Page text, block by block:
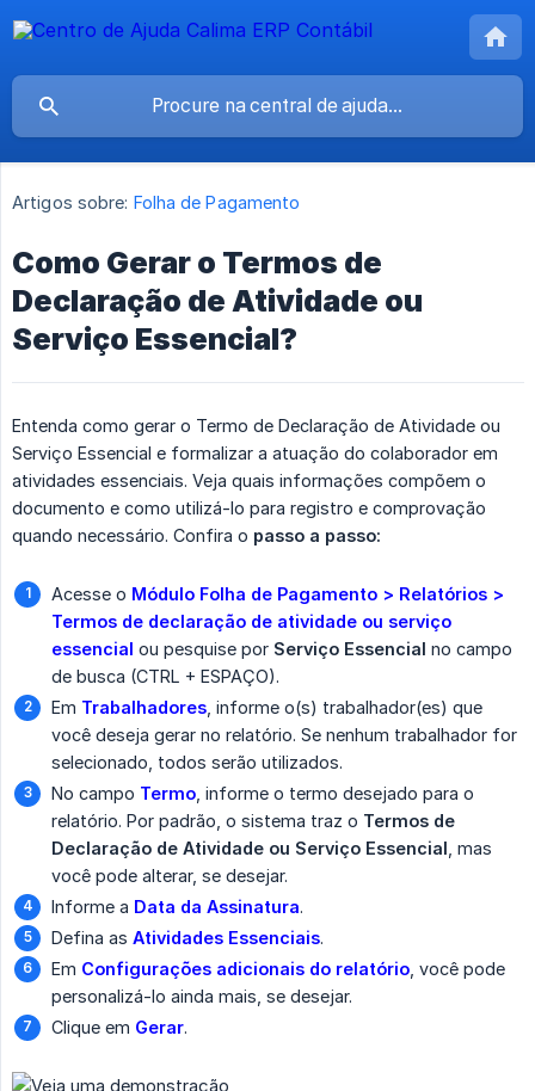
Artigos sobre: Folha de Pagamento
Como Gerar o Termos de
Declaração de Atividade ou
Serviço Essencial?
Entenda como gerar o Termo de Declaração de Atividade ou
Serviço Essencial e formalizar a atuação do colaborador em
atividades essenciais. Veja quais informações compõem o
documento e como utilizá-lo para registro e comprovação
quando necessário. Confira o passo a passo:
Acesse o Módulo Folha de Pagamento > Relatórios >
Termos de declaração de atividade ou serviço
essencial ou pesquise por Serviço Essencial no campo
de busca (CTRL + ESPAÇO).
Em Trabalhadores , informe o(s) trabalhador(es) que
você deseja gerar no relatório. Se nenhum trabalhador for
selecionado, todos serão utilizados.
No campo Termo , informe o termo desejado para o
relatório. Por padrão, o sistema traz o Termos de
Declaração de Atividade ou Serviço Essencial , mas
você pode alterar, se desejar.
Informe a Data da Assinatura.
Defina as Atividades Essenciais.
Em Configurações adicionais do relatório , você pode
personalizá-lo ainda mais, se desejar.
Clique em Gerar.